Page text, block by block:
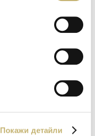
Покажи детайли
естествения
на паркирането